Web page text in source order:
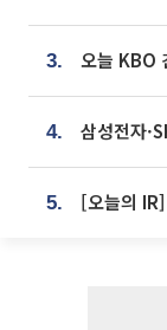
3. 오늘 KBO
4. 삼성전자
5. [오늘의